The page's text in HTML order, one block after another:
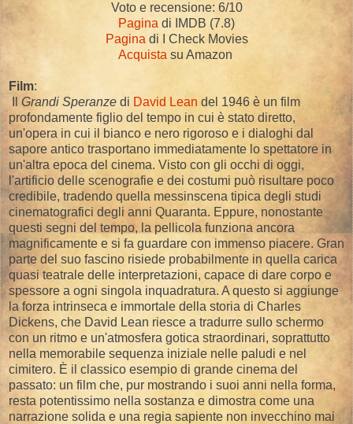
Voto e recensione: 6/10
Pagina di IMDB (7.8)
Paginadi I Check Movies
Acquistasu Amazon
Film:
Grandi Speranze di David Lean del 1946 è un film
profondamente figlio del tempo in cui è stato diretto,
un'opera in cui il bianco e nero rigoroso e i dialoghi dal
sapore antico trasportano immediatamente lo spettatore in
un'altra epoca del cinema. Visto con gli occhi di oggi,
l'artificio delle scenografie e dei costumi può risultare poco
credibile, tradendo quella messinscena tipica degli studi
cinematografici degli anni Quaranta. Eppure, nonostante
questi segni del tempo, la pellicola funziona ancora
magnificamente e si fa guardare con immenso piacere. Gran
parte del suo fascino risiede probabilmente in quella carica
quasi teatrale delle interpretazioni, capace di dare corpo e
spessore a ogni singola inquadratura. A questo si aggiunge
la forza intrinseca e immortale della storia di Charles
Dickens, che David Lean riesce a tradurre sullo schermo
con un ritmo e un'atmosfera gotica straordinari, soprattutto
nella memorabile sequenza iniziale nelle paludi e nel
cimitero. È il classico esempio di grande cinema del
passato: un film che, pur mostrando i suoi anni nella forma,
resta potentissimo nella sostanza e dimostra come una
narrazione solida e una regia sapiente non invecchino mai